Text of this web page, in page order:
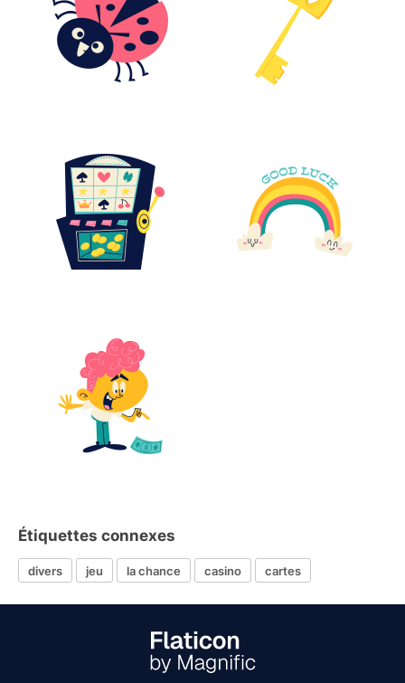
Étiquettes connexes
divers jeu la chance casino cartes